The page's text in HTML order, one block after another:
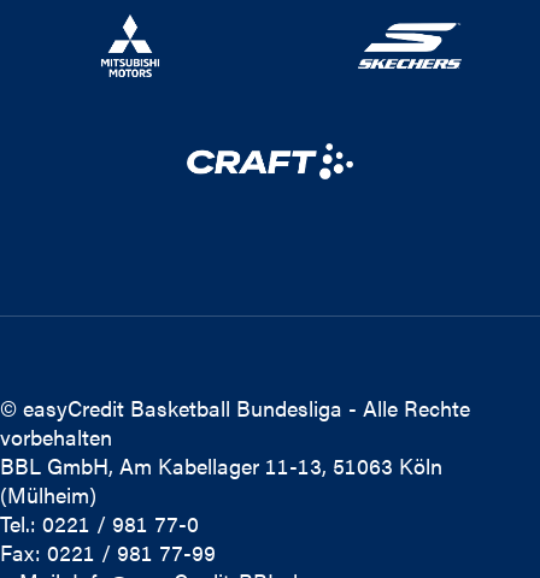
© easyCredit Basketball Bundesliga - Alle Rechte
vorbehalten
BBL GmbH, Am Kabellager 11-13, 51063 Köln
(Mülheim)
Tel.: 0221 / 981 77-0
Fax: 0221 / 981 77-99